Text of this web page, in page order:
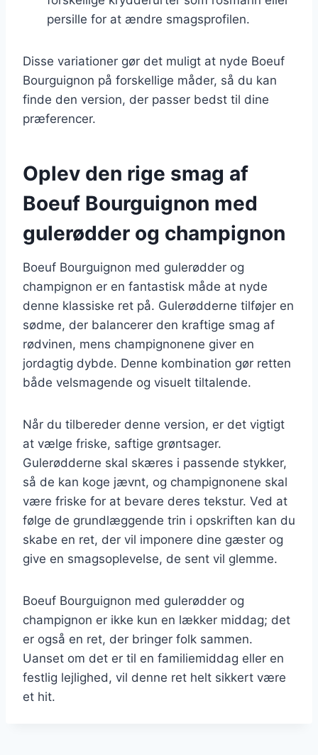
persille for at ændre smagsprofilen.
Disse variationer gør det muligt at nyde Boeuf
Bourguignon på forskellige måder, så du kan
finde den version, der passer bedst til dine
præferencer.
Oplev den rige smag af
Boeuf Bourguignon med
gulerødder og champignon
Boeuf Bourguignon med gulerødder og
champignon er en fantastisk måde at nyde
denne klassiske ret på. Gulerødderne tilføjer en
sødme, der balancerer den kraftige smag af
rødvinen, mens champignonene giver en
jordagtig dybde. Denne kombination gør retten
både velsmagende og visuelt tiltalende.
Når du tilbereder denne version, er det vigtigt
at vælge friske, saftige grøntsager.
Gulerødderne skal skæres i passende stykker,
så de kan koge jævnt, og champignonene skal
være friske for at bevare deres tekstur. Ved at
følge de grundlæggende trin i opskriften kan du
skabe en ret, der vil imponere dine gæster og
give en smagsoplevelse, de sent vil glemme.
Boeuf Bourguignon med gulerødder og
champignon er ikke kun en lækker middag; det
er også en ret, der bringer folk sammen.
Uanset om det er til en familiemiddag eller en
festlig lejlighed, vil denne ret helt sikkert være
et hit.